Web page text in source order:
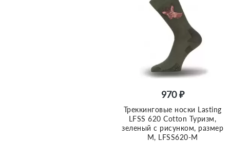
970 ₽
Треккинговые носки Lasting
LFSS 620 Cotton Туризм,
зеленый с рисунком, размер
M, LFSS620-M